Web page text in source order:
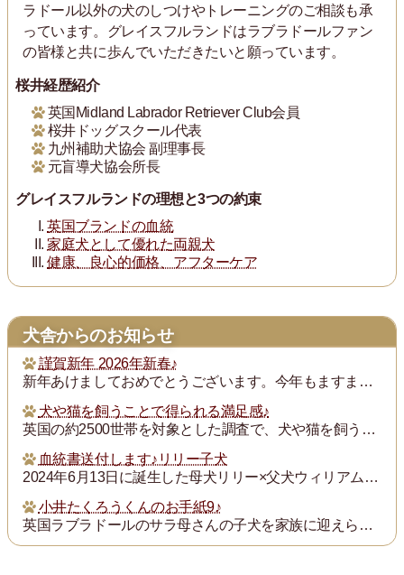
ラドール以外の犬のしつけやトレーニングのご相談も承
っています。グレイスフルランドはラブラドールファン
の皆様と共に歩んでいただきたいと願っています。
桜井経歴紹介
英国Midland Labrador Retriever Club会員
桜井ドッグスクール代表
九州補助犬協会 副理事長
元盲導犬協会所長
グレイスフルランドの理想と3つの約束
英国ブランドの血統
家庭犬として優れた両親犬
健康、良心的価格、アフターケア
犬舎からのお知らせ
謹賀新年 2026年新春♪
新年あけましておめでとうございます。今年もますます御健勝のこととお慶び申し上げます。また昨年は格別のご厚誼にあずかり、厚く御礼申し上げます。
犬や猫を飼うことで得られる満足感♪
英国の約2500世帯を対象とした調査で、犬や猫を飼うことで得られる満足度は、年収が7万ポンド（約1300万円）増えるのと同じとされたそうです。犬猫を飼っている人...
血統書送付します♪リリー子犬
2024年6月13日に誕生した母犬リリー×父犬ウィリアム子犬のの血統書を飼い主の皆様にお送りいたします。
小井たくろうくんのお手紙9♪
英国ラブラドールのサラ母さんの子犬を家族に迎えられた三重県の小井様は、子犬を「たくろう」と名付け楽しく暮らしておられます。このたび小井様からお写真とお手紙をいた...